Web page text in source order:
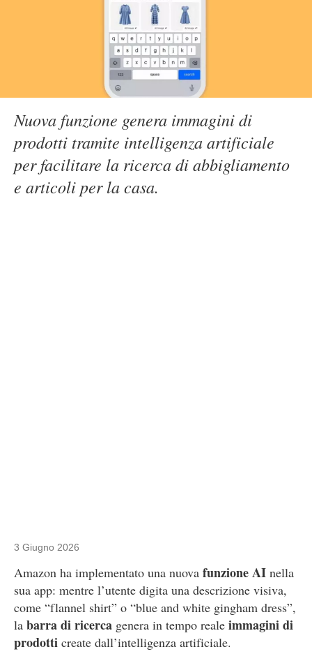
Nuova funzione genera immagini di
prodotti tramite intelligenza artificiale
per facilitare la ricerca di abbigliamento
e articoli per la casa.
3 Giugno 2026
Amazon ha implementato una nuova funzione AI nella
sua app: mentre l’utente digita una descrizione visiva,
come “flannel shirt” o “blue and white gingham dress”,
la barra di ricerca genera in tempo reale immagini di
prodotti create dall’intelligenza artificiale.